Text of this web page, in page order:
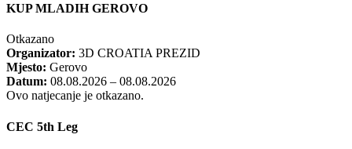
KUP MLADIH GEROVO
Otkazano
Organizator: 3D CROATIA PREZID
Mjesto: Gerovo
Datum: 08.08.2026 – 08.08.2026
Ovo natjecanje je otkazano.
CEC 5th Leg